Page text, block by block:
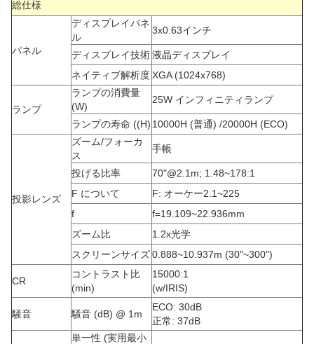
総仕様
パネル
ディスプレイパネ
ル
3x0.63インチ
ディスプレイ技術液晶ディスプレイ
ネイティブ解析度XGA (1024x768)
ランプ
ランプの消費量
(W)
25W インフィニティランプ
ランプの寿命 ((H) 10000H (普通) /20000H (ECO)
投影レンズ
ズーム/フォーカ
ス
手帳
投げる比率
70"@2.1m; 1.48~178:1
F について
F: オーケー2.1~225
f
f=19.109~22.936mm
ズーム比
1.2x光学
スクリーンサイズ0.888~10.937m (30"~300")
CR
コントラスト比
(min)
15000:1
(w/IRIS)
騒音 騒音 (dB) @ 1m
ECO: 30dB
正常: 37dB
単一性 (実用最小